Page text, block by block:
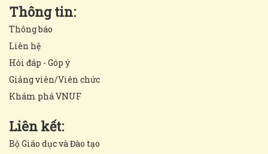
Thông tin:
Thông báo
Liên hệ
Hỏi đáp - Góp ý
Giảng viên/Viên chức
Khám phá VNUF
Liên kết:
Bộ Giáo dục và Đào tạo